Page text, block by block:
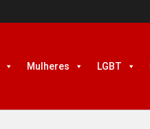
Mulheres LGBT